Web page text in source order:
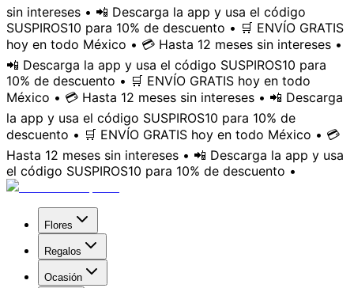
sin intereses • 📲 Descarga la app y usa el código
SUSPIROS10 para 10% de descuento • 🛒 ENVÍO GRATIS
hoy en todo México • 💳 Hasta 12 meses sin intereses •
📲 Descarga la app y usa el código SUSPIROS10 para
10% de descuento • 🛒 ENVÍO GRATIS hoy en todo
México • 💳 Hasta 12 meses sin intereses • 📲 Descarga
la app y usa el código SUSPIROS10 para 10% de
descuento • 🛒 ENVÍO GRATIS hoy en todo México • 💳
Hasta 12 meses sin intereses • 📲 Descarga la app y usa
el código SUSPIROS10 para 10% de descuento •
Flores
Regalos
Ocasión